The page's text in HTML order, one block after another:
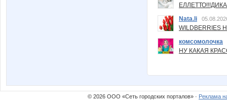
Nata.li
комсомолочка
НУ КАКАЯ
© 2026 ООО «Сеть городских порталов» · Реклама